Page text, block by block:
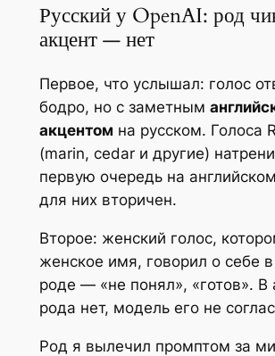
Русский у OpenAI: род
акцент — нет
Первое, что услышал: голос
бодро, но с заметным
акцентом на русском. Голоса
(marin, cedar и другие)
первую очередь на
для них вторичен.
Второе: женский голос,
женское имя, говорил о себе
роде — «не понял», «готов». В
рода нет, модель его не
Род я вылечил промптом за